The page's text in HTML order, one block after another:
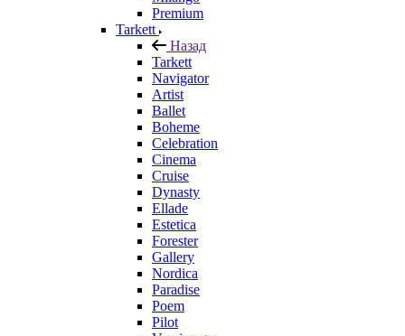
Premium
Tarkett
Назад
Tarkett
Navigator
Artist
Ballet
Boheme
Celebration
Cinema
Cruise
Dynasty
Ellade
Estetica
Forester
Gallery
Nordica
Paradise
Poem
Pilot